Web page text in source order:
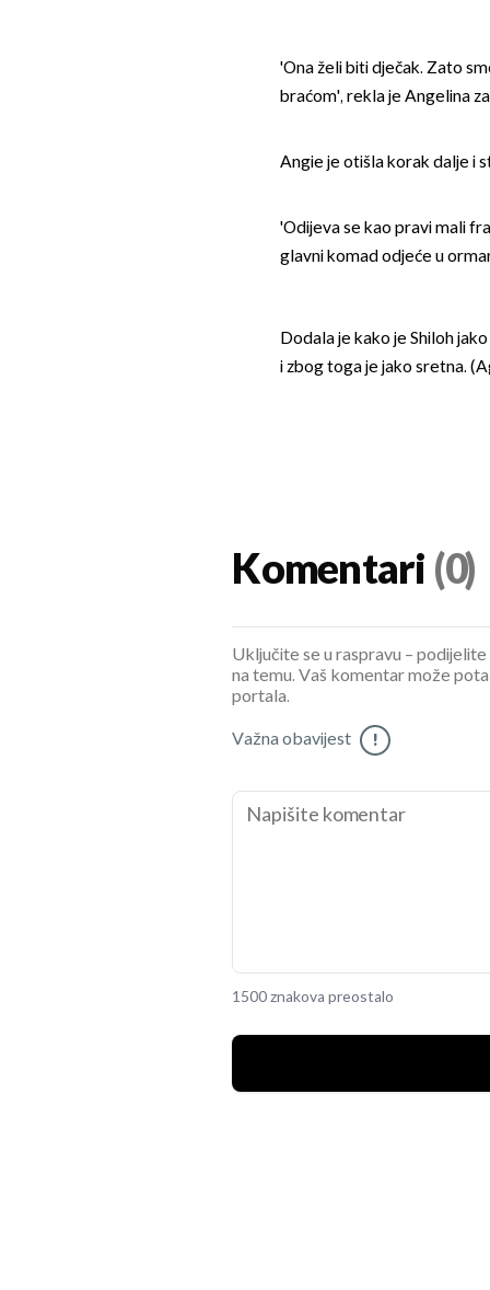
'Ona želi biti dječak. Zato
braćom', rekla je Angelina
Angie je otišla korak dalje i
'Odijeva se kao pravi mali
glavni komad odjeće u
Dodala je kako je Shiloh
i zbog toga je jako sretna.
Komentari (0)
Uključite se u raspravu –
na temu. Vaš komentar može
portala.
Važna obavijest !
1500 znakova preostalo